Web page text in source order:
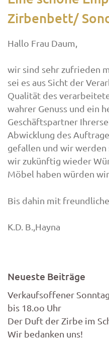
Zirbenbett/
Hallo Frau Daum,
wir sind sehr zufrieden
sei es aus Sicht der
Qualität des
wahrer Genuss und ein
Geschäftspartner
Abwicklung des
gefallen und wir
wir zukünftig wieder
Möbel haben würden wir
Bis dahin mit
K.D. B.,Hayna
Neueste Beiträge
Verkaufsoffener
bis 18.oo Uhr
Der Duft der Zirbe im
Wir bedanken uns!